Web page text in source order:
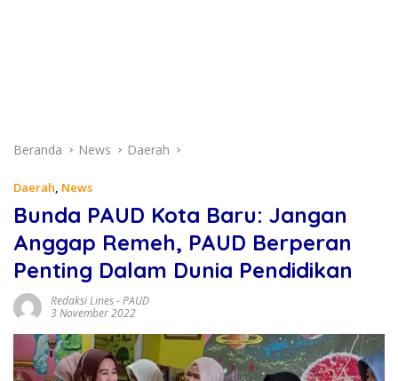
Beranda News Daerah
Daerah, News
Bunda PAUD Kota Baru: Jangan
Anggap Remeh, PAUD Berperan
Penting Dalam Dunia Pendidikan
Redaksi Lines-PAUD
3 November 2022